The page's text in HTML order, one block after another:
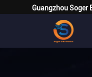
Guangzhou Soger